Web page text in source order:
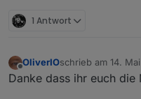
1 Antwort
Offline
OliverIOschrieb am 14.
zuletzt editiert von
Danke dass ihr euch die